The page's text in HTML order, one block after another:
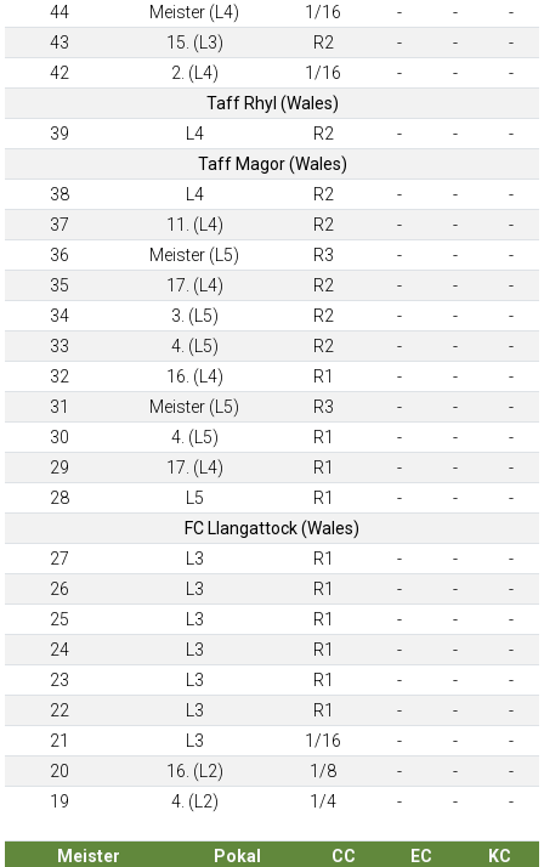
44
Meister (L4) 1/16 - -
-
43
15. (L3) R2 - -
-
42
2. (L4) 1/16 - -
-
Taff Rhyl (Wales)
39
L4 R2 - -
-
Taff Magor (Wales)
38
L4 R2 - -
-
37
11. (L4) R2 - -
-
36
Meister (L5) R3 - -
-
35
17. (L4) R2 - -
-
34
3. (L5) R2 - -
-
33
4. (L5) R2 - -
-
32
16. (L4) R1 - -
-
31
Meister (L5) R3 - -
-
30
4. (L5) R1 - -
-
29
17. (L4) R1 - -
-
28
L5 R1 - -
-
FC Llangattock (Wales)
27
L3 R1 - -
-
26
L3 R1 - -
-
25
L3 R1 - -
-
24
L3 R1 - -
-
23
L3 R1 - -
-
22
L3 R1 - -
-
21
L3 1/16 - -
-
20
16. (L2) 1/8 - -
-
19
4. (L2) 1/4 - - -
Meister Pokal CC EC
KC